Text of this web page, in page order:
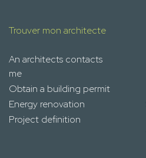
Trouver mon architecte
An architects contacts
me
Obtain a building permit
Energy renovation
Project definition